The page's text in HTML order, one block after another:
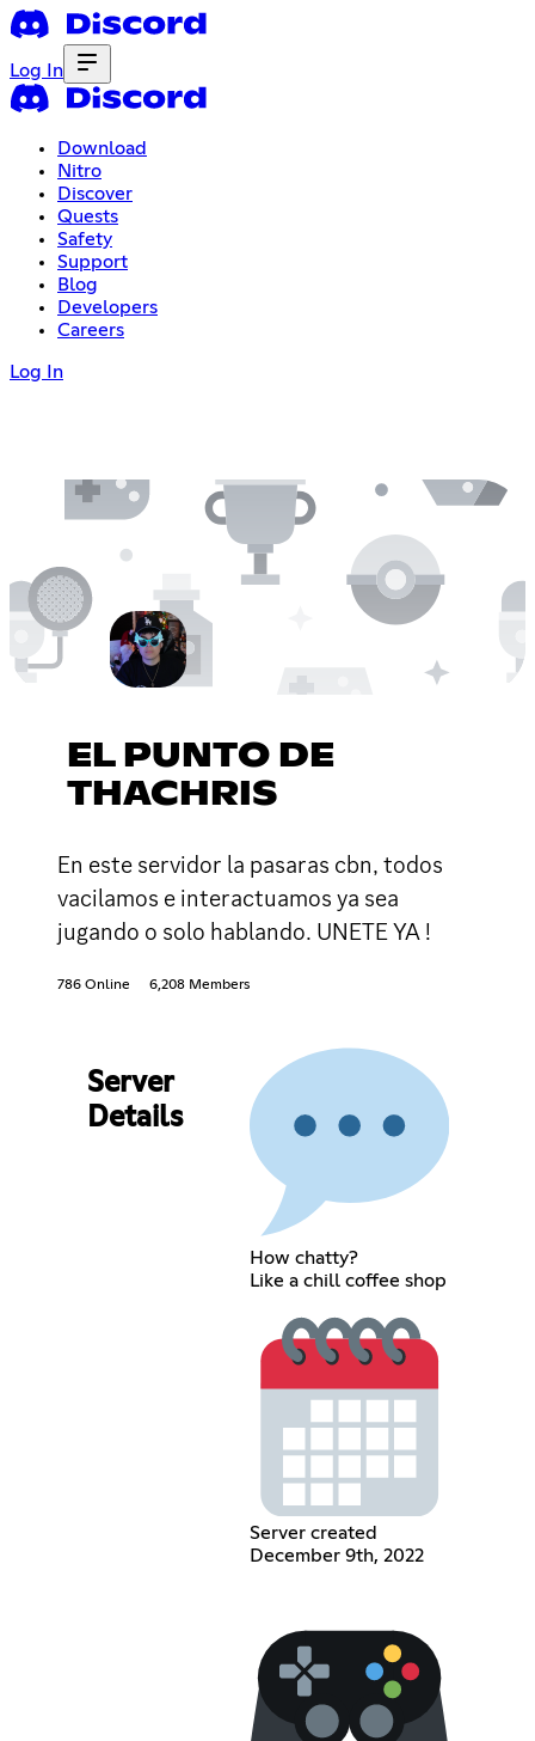
Log In
Download
Nitro
Discover
Quests
Safety
Support
Blog
Developers
Careers
Log In
EL PUNTO DE
THACHRIS
En este servidor la pasaras cbn, todos
vacilamos e interactuamos ya sea
jugando o solo hablando. UNETE YA !
786 Online 6,208 Members
Server
Details
How chatty?
Like a chill coffee shop
Server created
December 9th, 2022